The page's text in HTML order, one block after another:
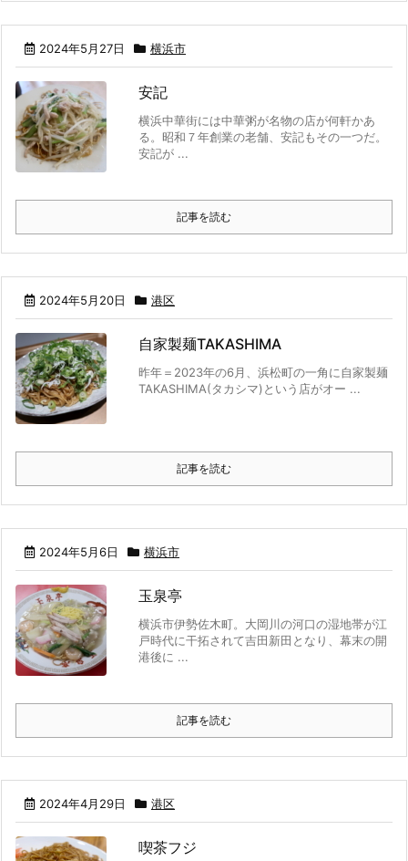
2024年5月27日 横浜市
安記
横浜中華街には中華粥が名物の店が何軒かあ
る。昭和７年創業の老舗、安記もその一つだ。
安記が ...
記事を読む
2024年5月20日 港区
自家製麺TAKASHIMA
昨年＝2023年の6月、浜松町の一角に自家製麺
TAKASHIMA(タカシマ)という店がオー ...
記事を読む
2024年5月6日 横浜市
玉泉亭
横浜市伊勢佐木町。大岡川の河口の湿地帯が江
戸時代に干拓されて吉田新田となり、幕末の開
港後に ...
記事を読む
2024年4月29日 港区
喫茶フジ